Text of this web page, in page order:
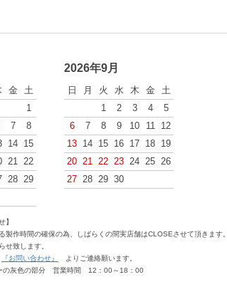
金
土
1
7
8
14 15
21
22
28 29
2026年9月
日 月 火 水 木 金
土
1
2 3 4
5
6
7 8 9 10 11
12
13 14 15 16 17 18 19
20 21 22 23 24 25 26
27 28 29 30
】
製作時間の確保の為、しばらくの間実店舗はCLOSEさせて頂きます。
せ致します。
『お問い合わせ』
よりご連絡願います。
灰色の部分 営業時間 12：00～18：00